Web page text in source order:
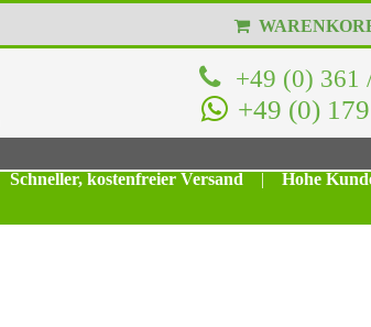
+49 (0) 361
+49 (0)
Schneller, kostenfreier Versand |
Hohe